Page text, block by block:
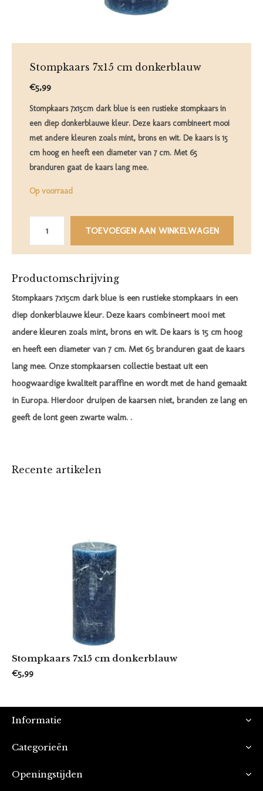
Stompkaars 7x15 cm donkerblauw
€5,99
Stompkaars 7x15cm dark blue is een rustieke stompkaars in
een diep donkerblauwe kleur. Deze kaars combineert mooi
met andere kleuren zoals mint, brons en wit. De kaars is 15
cm hoog en heeft een diameter van 7 cm. Met 65
branduren gaat de kaars lang mee.
Op voorraad
TOEVOEGEN AAN WINKELWAGEN
Productomschrijving
Stompkaars 7x15cm dark blue is een rustieke stompkaars in een
diep donkerblauwe kleur. Deze kaars combineert mooi met
andere kleuren zoals mint, brons en wit. De kaars is 15 cm hoog
en heeft een diameter van 7 cm. Met 65 branduren gaat de kaars
lang mee. Onze stompkaarsen collectie bestaat uit een
hoogwaardige kwaliteit paraffine en wordt met de hand gemaakt
in Europa. Hierdoor druipen de kaarsen niet, branden ze lang en
geeft de lont geen zwarte walm. .
Recente artikelen
Stompkaars 7x15 cm donkerblauw
€5,99
Informatie
Categorieën
Openingstijden